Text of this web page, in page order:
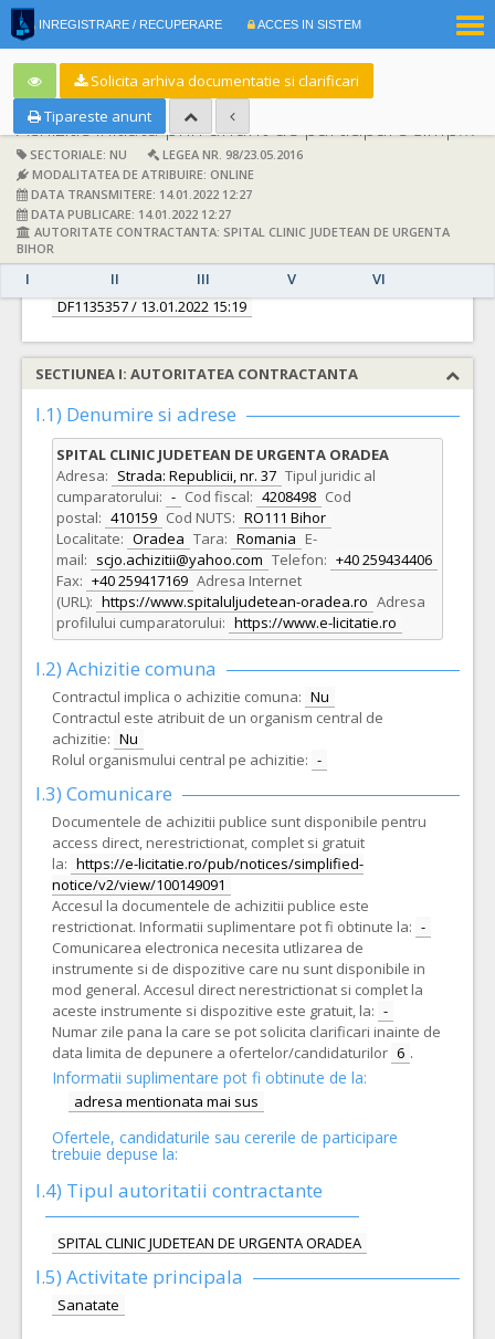
INREGISTRARE / RECUPERARE ACCES IN SISTEM
Solicita arhiva documentatie si clarificari
Tipareste anunt
Achizitie initiata prin anunt de participare simplificat:
SECTORIALE: NU
LEGEA NR. 98/23.05.2016
MODALITATEA DE ATRIBUIRE: ONLINE
DATA TRANSMITERE: 14.01.2022 12:27
DATA PUBLICARE: 14.01.2022 12:27
AUTORITATE CONTRACTANTA: SPITAL CLINIC JUDETEAN DE URGENTA
BIHOR
I II III V VI
DETALII
Documentatie de atribuire:
DF1135357/ 13.01.2022 15:19
SECTIUNEA I: AUTORITATEA CONTRACTANTA
I.1) Denumire si adrese
SPITAL CLINIC JUDETEAN DE URGENTA ORADEA
Adresa: Strada: Republicii, nr. 37 Tipul juridic al
cumparatorului: - Cod fiscal: 4208498 Cod
postal: 410159 Cod NUTS: RO111 Bihor
Localitate: Oradea Tara: Romania E-
mail: scjo.achizitii@yahoo.com Telefon: +40 259434406
Fax: +40 259417169 Adresa Internet
(URL): https://www.spitaluljudetean-oradea.ro Adresa
profilului cumparatorului: https://www.e-licitatie.ro
I.2) Achizitie comuna
Contractul implica o achizitie comuna: Nu
Contractul este atribuit de un organism central de
achizitie: Nu
Rolul organismului central pe achizitie: -
I.3) Comunicare
Documentele de achizitii publice sunt disponibile pentru
access direct, nerestrictionat, complet si gratuit
la: https://e-licitatie.ro/pub/notices/simplified-
notice/v2/view/100149091
Accesul la documentele de achizitii publice este
restrictionat. Informatii suplimentare pot fi obtinute la: -
Comunicarea electronica necesita utlizarea de
instrumente si de dispozitive care nu sunt disponibile in
mod general. Accesul direct nerestrictionat si complet la
aceste instrumente si dispozitive este gratuit, la: -
Numar zile pana la care se pot solicita clarificari inainte de
data limita de depunere a ofertelor/candidaturilor 6 .
Informatii suplimentare pot fi obtinute de la:
adresa mentionata mai sus
Ofertele, candidaturile sau cererile de participare
trebuie depuse la:
I.4) Tipul autoritatii contractante
SPITAL CLINIC JUDETEAN DE URGENTA ORADEA
I.5) Activitate principala
Sanatate